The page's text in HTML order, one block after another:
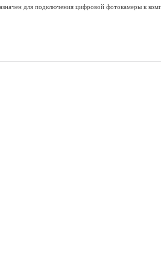
для подключения цифровой фотокамеры к